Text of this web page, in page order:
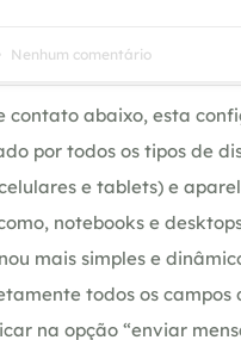
Nenhum comentário
contato abaixo, esta
por todos os tipos de
e tablets) e
notebooks e
mais simples e
todos os campos
na opção “enviar